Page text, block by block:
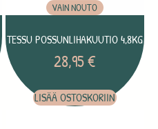
VAIN NOUTO
TESSU POSSUNLIHAKUUTIO 4,8KG
28,95€
LISÄÄ OSTOSKORIIN